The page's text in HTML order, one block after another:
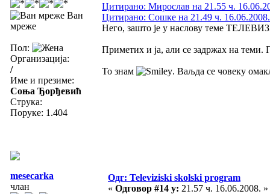
Ван
мреже
Пол:
Организација:
/
Име и презиме:
Соња Ђорђевић
Струка:
Поруке: 1.404
Цитирано: Мирослав на 21.55 ч.
Цитирано: Сошке на 21.49 ч. 16.06.2008.
Него, зашто је у наслову теме
Приметих и ја, али се задржах на теми.
То знам . Ваљда се човеку
mesecarka
члан
Одг: Televiziski skolski program
« Одговор #14 у: 21.57 ч. 16.06.2008. »